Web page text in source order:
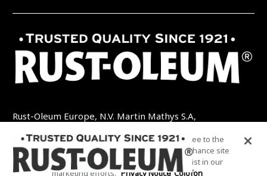
Rust-Oleum Europe, N.V. Martin Mathys S.A,
TEL: +32 (0) 13 460 200 EMAIL:
INFO@RUSTOLEUMDIY.COM
By clicking “Accept All Cookies”, you agree to the
storing of cookies on your device to enhance site
navigation, analyze site usage, and assist in our
marketing efforts. Privacy Notice Colofon